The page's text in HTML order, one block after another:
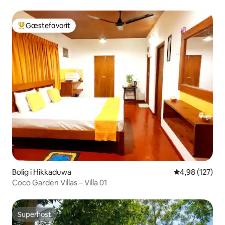
Bedste gæstefavorit
Gæstefavorit
Bolig i Hikkaduwa 4,98 ud af 5 i
4,98 (127)
Coco Garden Villas – Villa 01
Superhost
Superhost